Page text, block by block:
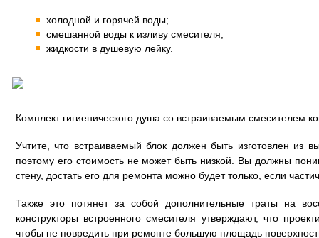
холодной и горячей воды;
смешанной воды к изливу смесителя;
жидкости в душевую лейку.
Комплект гигиенического душа со встраиваемым смесителем
Учтите, что встраиваемый блок должен быть изготовлен из
поэтому его стоимость не может быть низкой. Вы должны
стену, достать его для ремонта можно будет только, если
Также это потянет за собой дополнительные траты на
конструкторы встроенного смесителя утверждают, что
чтобы не повредить при ремонте большую площадь